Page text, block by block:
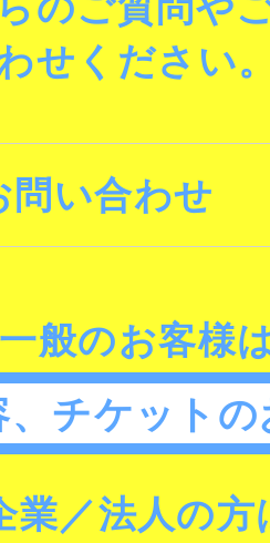
せください
問い合わせ
般のお客様
、チケット
／法人の方